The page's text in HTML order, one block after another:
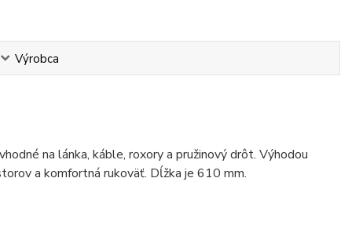
Výrobca
na lánka, káble, roxory a pružinový drôt. Výhodou
a komfortná rukoväť. Dĺžka je 610 mm.